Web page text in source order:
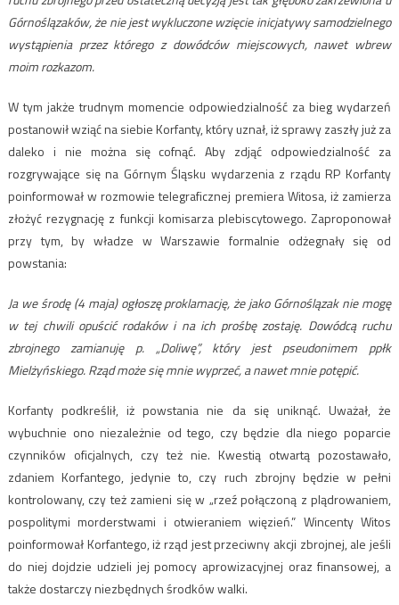
Górnoślązaków, że nie jest wykluczone wzięcie inicjatywy samodzielnego
wystąpienia przez którego z dowódców miejscowych, nawet wbrew
moim rozkazom.
W tym jakże trudnym momencie odpowiedzialność za bieg wydarzeń
postanowił wziąć na siebie Korfanty, który uznał, iż sprawy zaszły już za
daleko i nie można się cofnąć. Aby zdjąć odpowiedzialność za
rozgrywające się na Górnym Śląsku wydarzenia z rządu RP Korfanty
poinformował w rozmowie telegraficznej premiera Witosa, iż zamierza
złożyć rezygnację z funkcji komisarza plebiscytowego. Zaproponował
przy tym, by władze w Warszawie formalnie odżegnały się od
powstania:
Ja we środę (4 maja) ogłoszę proklamację, że jako Górnoślązak nie mogę
w tej chwili opuścić rodaków i na ich prośbę zostaję. Dowódcą ruchu
zbrojnego zamianuję p. „Doliwę”, który jest pseudonimem ppłk
Mielżyńskiego. Rząd może się mnie wyprzeć, a nawet mnie potępić.
Korfanty podkreślił, iż powstania nie da się uniknąć. Uważał, że
wybuchnie ono niezależnie od tego, czy będzie dla niego poparcie
czynników oficjalnych, czy też nie. Kwestią otwartą pozostawało,
zdaniem Korfantego, jedynie to, czy ruch zbrojny będzie w pełni
kontrolowany, czy też zamieni się w „rzeź połączoną z plądrowaniem,
pospolitymi morderstwami i otwieraniem więzień.” Wincenty Witos
poinformował Korfantego, iż rząd jest przeciwny akcji zbrojnej, ale jeśli
do niej dojdzie udzieli jej pomocy aprowizacyjnej oraz finansowej, a
także dostarczy niezbędnych środków walki.